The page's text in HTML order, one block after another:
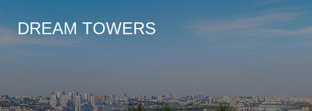
DREAM TOWERS